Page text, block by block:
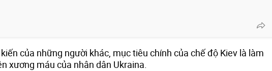
của những người khác, mục tiêu chính của chế độ Kiev là làm
xương máu của nhân dân Ukraina.